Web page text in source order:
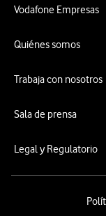
Vodafone Empresas
Quiénes somos
Trabaja con nosotros
Sala de prensa
Legal y Regulatorio